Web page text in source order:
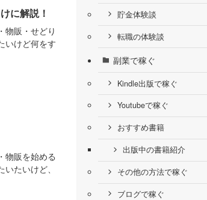
に解説！
物販・せどり
いけど何をす
物販を始める
たいけど、
貯金体験談
転職の体験談
副業で稼ぐ
Kindle出版で稼ぐ
Youtubeで稼ぐ
おすすめ書籍
出版中の書籍紹介
その他の方法で稼ぐ
ブログで稼ぐ